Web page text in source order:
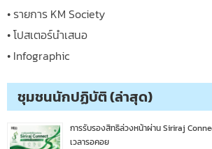
• รายการ KM Society
• โปสเตอร์นำเสนอ
• Infographic
ชุมชนนักปฏิบัติ (ล่าสุด)
การรับรองสิทธิล่วงหน้าผ่าน Siriraj
เวลารอคอย